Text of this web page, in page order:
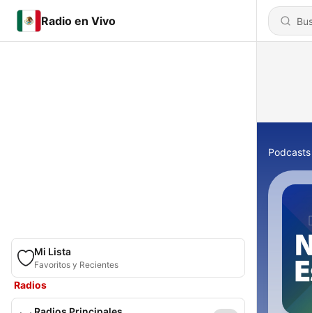
Radio en Vivo
Mi Lista
Favoritos y Recientes
Radios
Podcasts